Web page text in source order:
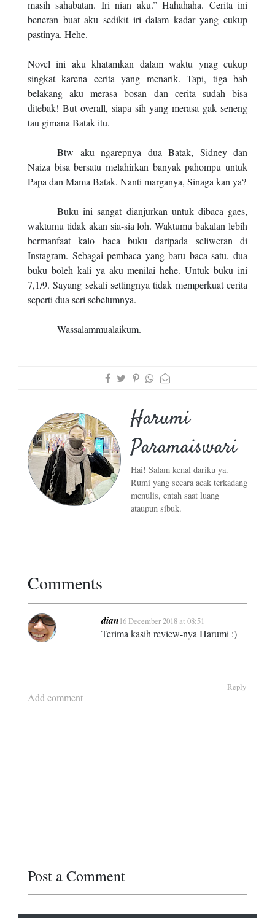
masih sahabatan. Iri nian aku.” Hahahaha. Cerita ini
beneran buat aku sedikit iri dalam kadar yang cukup
pastinya. Hehe.
Novel ini aku khatamkan dalam waktu ynag cukup
singkat karena cerita yang menarik. Tapi, tiga bab
belakang aku merasa bosan dan cerita sudah bisa
ditebak! But overall, siapa sih yang merasa gak seneng
tau gimana Batak itu.
Btw aku ngarepnya dua Batak, Sidney dan
Naiza bisa bersatu melahirkan banyak pahompu untuk
Papa dan Mama Batak. Nanti marganya, Sinaga kan ya?
Buku ini sangat dianjurkan untuk dibaca gaes,
waktumu tidak akan sia-sia loh. Waktumu bakalan lebih
bermanfaat kalo baca buku daripada seliweran di
Instagram. Sebagai pembaca yang baru baca satu, dua
buku boleh kali ya aku menilai hehe. Untuk buku ini
7,1/9. Sayang sekali settingnya tidak memperkuat cerita
seperti dua seri sebelumnya.
Wassalammualaikum.
Harumi
Paramaiswari
Hai! Salam kenal dariku ya.
Rumi yang secara acak terkadang
menulis, entah saat luang
ataupun sibuk.
Comments
dian16 December 2018 at 08:51
Terima kasih review-nya Harumi :)
Reply
Add comment
Post a Comment